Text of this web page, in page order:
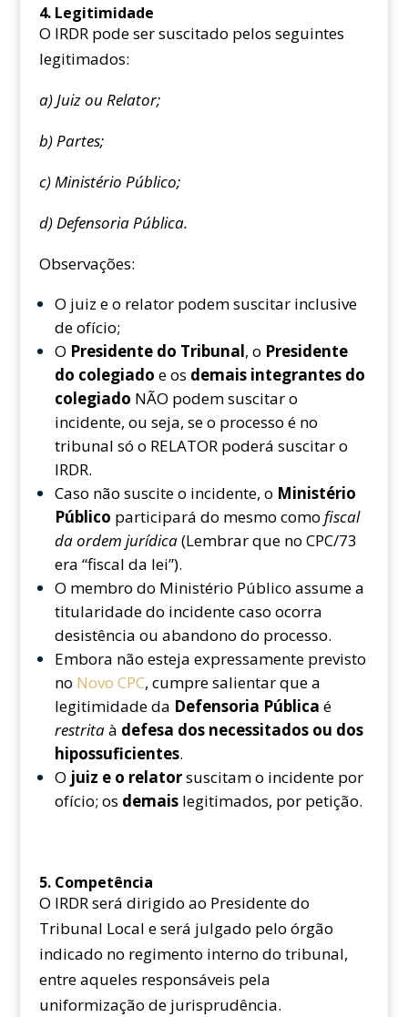
4. Legitimidade
O IRDR pode ser suscitado pelos seguintes
legitimados:
a) Juiz ou Relator;
b) Partes;
c) Ministério Público;
d) Defensoria Pública.
Observações:
O juiz e o relator podem suscitar inclusive
de ofício;
O Presidente do Tribunal, o Presidente
do colegiado e os demais integrantes do
colegiado NÃO podem suscitar o
incidente, ou seja, se o processo é no
tribunal só o RELATOR poderá suscitar o
IRDR.
Caso não suscite o incidente, o Ministério
Público participará do mesmo como fiscal
da ordem jurídica(Lembrar que no CPC/73
era “fiscal da lei”).
O membro do Ministério Público assume a
titularidade do incidente caso ocorra
desistência ou abandono do processo.
Embora não esteja expressamente previsto
no Novo CPC, cumpre salientar que a
legitimidade da Defensoria Pública é
restritaà defesa dos necessitados ou dos
hipossuficientes.
O juiz e o relatorsuscitam o incidente por
ofício; os demais legitimados, por petição.
5. Competência
O IRDR será dirigido ao Presidente do
Tribunal Local e será julgado pelo órgão
indicado no regimento interno do tribunal,
entre aqueles responsáveis pela
uniformização de jurisprudência.